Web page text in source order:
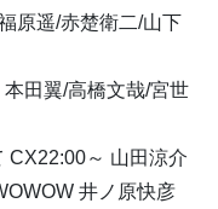
原遥/赤楚衛二/山下
田翼/高橋文哉/宮世
CX22:00～ 山田涼介
井ノ原快彦